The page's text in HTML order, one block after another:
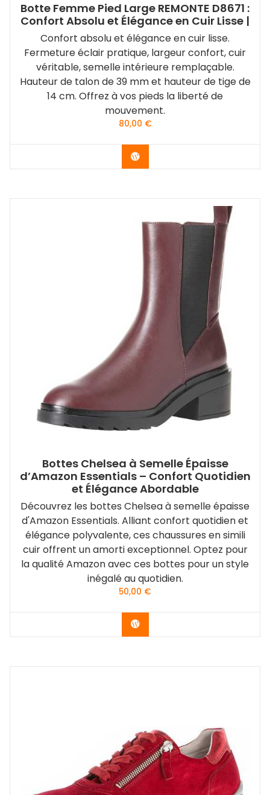
Botte Femme Pied Large REMONTE D8671 :
Confort Absolu et Élégance en Cuir Lisse |
Confort absolu et élégance en cuir lisse.
Fermeture éclair pratique, largeur confort, cuir
véritable, semelle intérieure remplaçable.
Hauteur de talon de 39 mm et hauteur de tige de
14 cm. Offrez à vos pieds la liberté de
mouvement.
80,00 €
Acheter le produit
Bottes Chelsea à Semelle Épaisse
d’Amazon Essentials – Confort Quotidien
et Élégance Abordable
Découvrez les bottes Chelsea à semelle épaisse
d'Amazon Essentials. Alliant confort quotidien et
élégance polyvalente, ces chaussures en simili
cuir offrent un amorti exceptionnel. Optez pour
la qualité Amazon avec ces bottes pour un style
inégalé au quotidien.
50,00 €
Acheter le produit